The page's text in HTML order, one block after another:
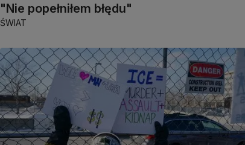
"Nie popełniłem błędu"
ŚWIAT